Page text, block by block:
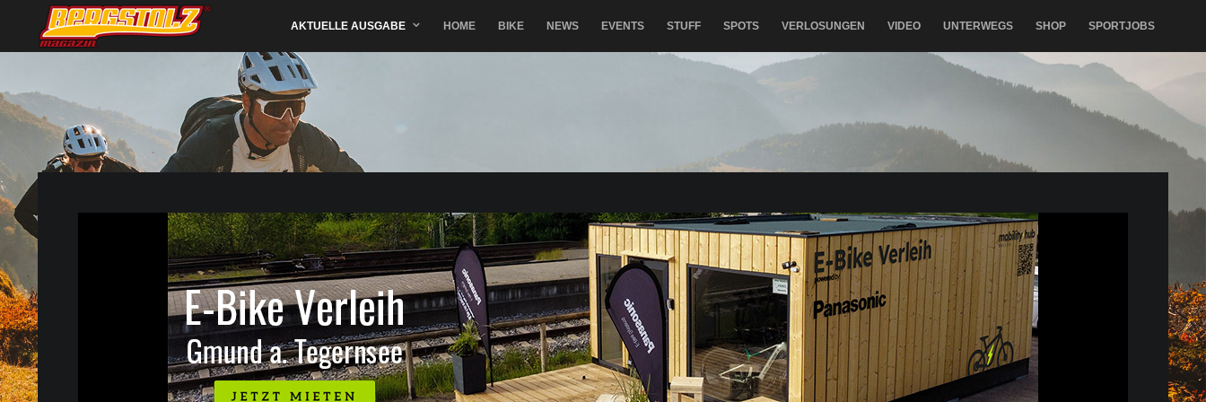
AKTUELLE AUSGABE HOME BIKE NEWS EVENTS STUFF SPOTS VERLOSUNGEN VIDEO UNTERWEGS SHOP SPORTJOBS